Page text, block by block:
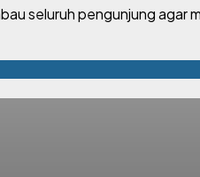
seluruh pengunjung